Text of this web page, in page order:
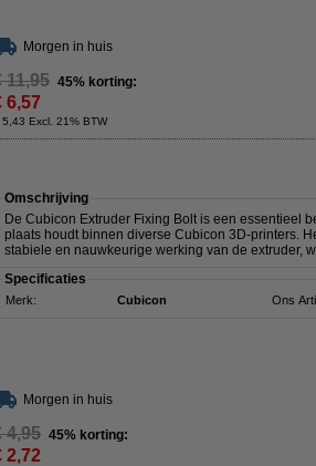
Morgen in huis
11,95 45% korting:
6,57
5,43 Excl. 21% BTW
Omschrijving
De Cubicon Extruder Fixing Bolt is een essentieel
plaats houdt binnen diverse Cubicon 3D-printers.
stabiele en nauwkeurige werking van de extruder,
Specificaties
Merk: Cubicon Ons
Morgen in huis
4,95 45% korting:
2,72